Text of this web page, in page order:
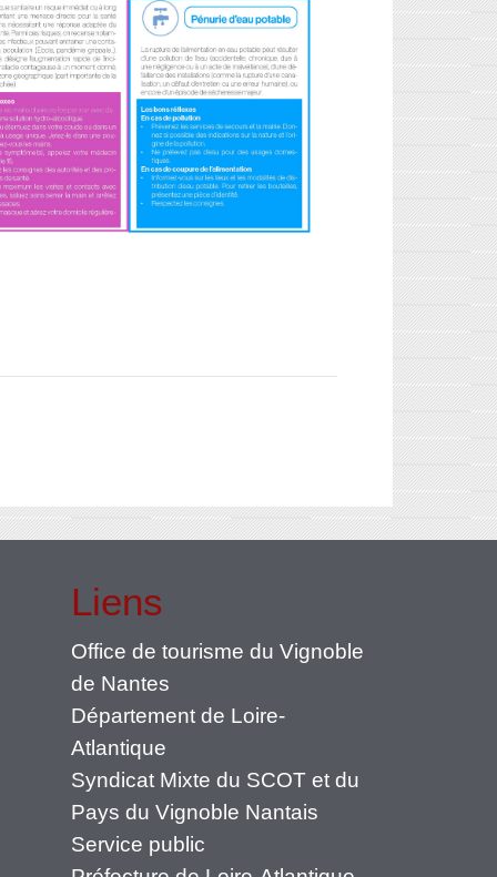
Liens
Office de tourisme du Vignoble
de Nantes
Département de Loire-
Atlantique
Syndicat Mixte du SCOT et du
Pays du Vignoble Nantais
Service public